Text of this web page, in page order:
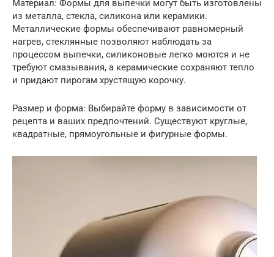
Материал: Формы для выпечки могут быть изготовлены
из металла, стекла, силикона или керамики.
Металлические формы обеспечивают равномерный
нагрев, стеклянные позволяют наблюдать за
процессом выпечки, силиконовые легко моются и не
требуют смазывания, а керамические сохраняют тепло
и придают пирогам хрустящую корочку.
Размер и форма: Выбирайте форму в зависимости от
рецепта и ваших предпочтений. Существуют круглые,
квадратные, прямоугольные и фигурные формы.